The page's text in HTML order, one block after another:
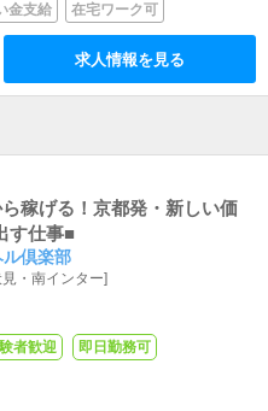
金支給 在宅ワーク可
求人情報を見る
稼げる！京都発・新しい価
す仕事■
倶楽部
見・南インター]
者歓迎 即日勤務可